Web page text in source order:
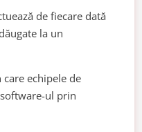
de fiecare dată
la un
echipele de
ul prin